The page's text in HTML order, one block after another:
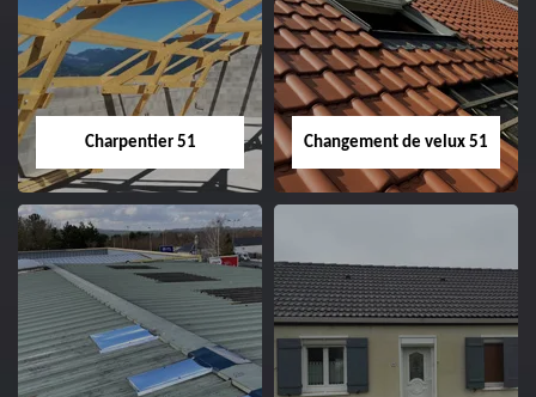
couverture 51
toiture 51
Charpentier 51
Charpentier 51
Changement de velux 51
Changement de
velux 51